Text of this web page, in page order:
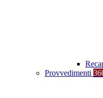
Provvedimenti